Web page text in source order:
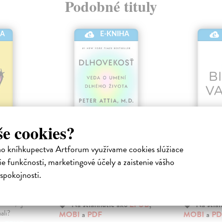
cookies?
kníhkupectva Artforum využívame cookies slúžiace
funkčnosti, marketingové účely a zaistenie vášho
Podobné tituly
a
aj
E-KNIHA
Dlhovekosť
Gifford Bill| Elektronická kniha
Na stiahnutie akoEPUB,
MOBIaPDF
Biblia
Spôsobuje
kvasinkové
Na
MOBIa